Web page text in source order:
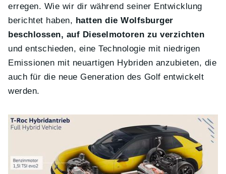
erregen. Wie wir dir während seiner Entwicklung
berichtet haben, hatten die Wolfsburger
beschlossen, auf Dieselmotoren zu verzichten
und entschieden, eine Technologie mit niedrigen
Emissionen mit neuartigen Hybriden anzubieten, die
auch für die neue Generation des Golf entwickelt
werden.